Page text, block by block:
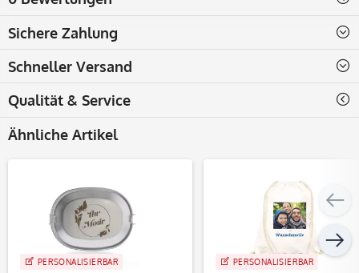
Sichere Zahlung
Schneller Versand
Qualität & Service
Ähnliche Artikel
PERSONALISIERBAR PERSONALISIERBAR